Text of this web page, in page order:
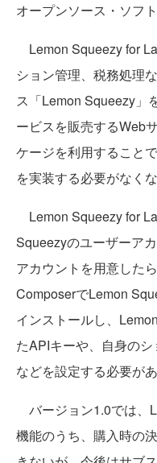
オープンソース・ソフト
Lemon Squeezy for
ション管理、税務処理
ス「Lemon Squeezy」
ービスを販売するWeb
ケージを利用すること
を実装する必要がなくな
Lemon Squeezy for
Squeezyのユーザーア
アカウントを用意した
ComposerでLemon
インストールし、
たAPIキーや、自身の
などを設定する必要があ
バージョン1.0では、
機能のうち、購入時の